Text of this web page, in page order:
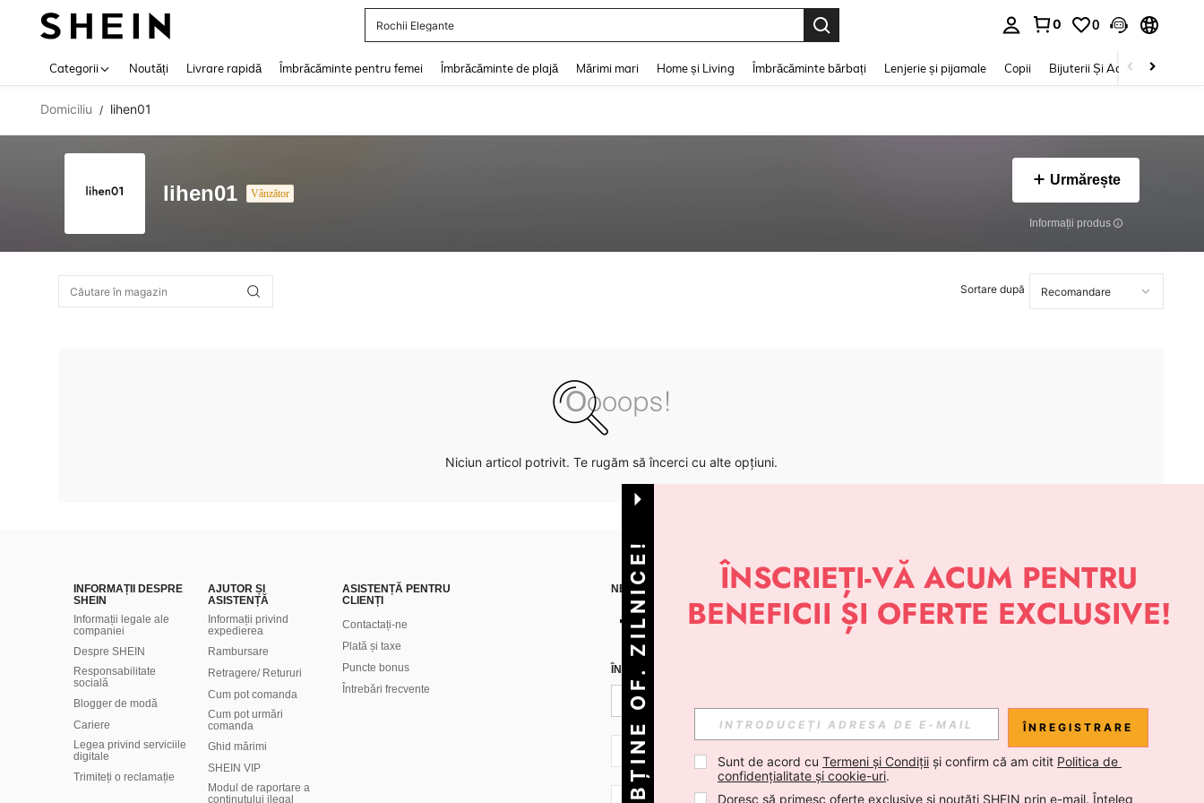
Rochii Elegante
0 0
Categorii Noutăți Livrare rapidă Îmbrăcăminte pentru femei Îmbrăcăminte de plajă Mărimi mari Home și Living Îmbrăcăminte bărbați Lenjerie și pijamale Copii Bijuterii Și Accesorii
Domiciliu / lihen01
lihen01 Vânzător
Urmărește
Informații produs
Sortare după
Niciun articol potrivit. Te rugăm să încerci cu alte opțiuni.
INFORMAȚII DESPRE
SHEIN
Informații legale ale
companiei
Despre SHEIN
Responsabilitate
socială
Blogger de modă
Cariere
Legea privind serviciile
digitale
Trimiteți o reclamație
AJUTOR ȘI
ASISTENȚĂ
Informații privind
expedierea
Rambursare
Retragere/ Retururi
Cum pot comanda
Cum pot urmări
comanda
Ghid mărimi
SHEIN VIP
Modul de raportare a
conținutului ilegal
ASISTENȚĂ PENTRU
CLIENȚI
Contactați-ne
Plată și taxe
Puncte bonus
Întrebări frecvente
NE GĂSEȘTI PE APLICAȚIE
ÎNREGISTREAZĂ-TE PENTRU A PRIMI NOUTĂȚI DESPRE STIL DE LA SHEIN
RO + 40 Abonare
OBȚINE OF. ZILNICE! ÎNREGISTRARE
Sunt de acord cu Termeni și Condiții și confirm că am citit Politica de
confidențialitate și cookie-uri.
Doresc să primesc oferte exclusive și noutăți SHEIN prin e-mail. Înțeleg